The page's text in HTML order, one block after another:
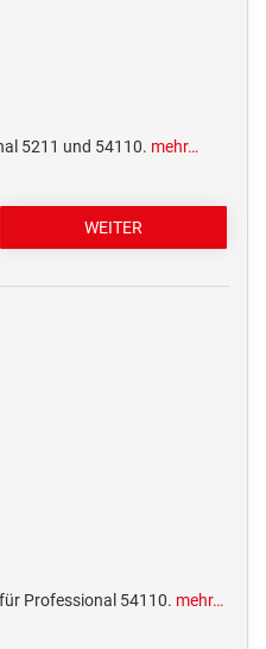
5211 und 54110. mehr…
Professional 54110. mehr…